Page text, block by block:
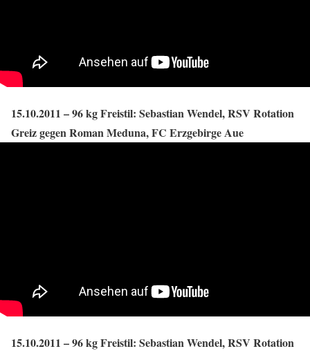
15.10.2011 – 96 kg Freistil: Sebastian Wendel, RSV Rotation
Greiz gegen Roman Meduna, FC Erzgebirge Aue
15.10.2011 – 96 kg Freistil: Sebastian Wendel, RSV Rotation